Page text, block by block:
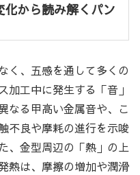
から読み解くパン
く、五感を通して多くの
加工中に発生する「音」
なる甲高い金属音や、こ
不良や摩耗の進行を示唆
、金型周辺の「熱」の上
熱は、摩擦の増加や潤滑